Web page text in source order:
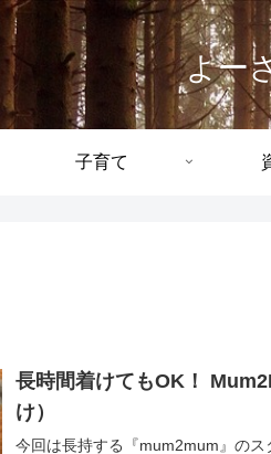
よー
子育て
長時間着けてもOK！
け）
今回は長持する『mum2mum』のス